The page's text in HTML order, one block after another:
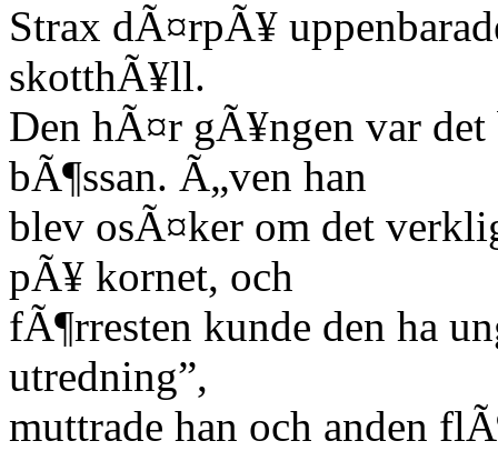
Strax dÃ¤rpÃ¥
skotthÃ¥ll.
Den hÃ¤r gÃ¥ngen var
bÃ¶ssan. Ã„ven han
blev osÃ¤ker om det
pÃ¥ kornet, och
fÃ¶rresten kunde den ha
utredning”,
muttrade han och anden